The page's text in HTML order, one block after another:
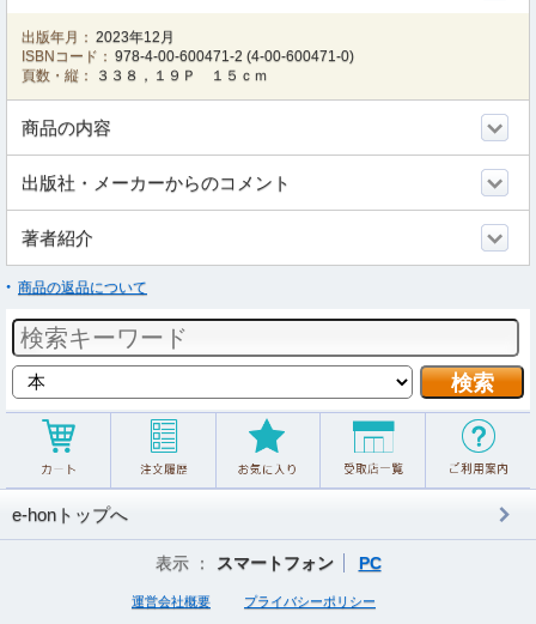
出版年月： 2023年12月
ISBNコード： 978-4-00-600471-2 (4-00-600471-0)
頁数・縦：
３３８，１９Ｐ １５ｃｍ
商品の内容
出版社・メーカーからのコメント
著者紹介
商品の返品について
e-honトップへ
表示 ： スマートフォン PC
運営会社概要 プライバシーポリシー